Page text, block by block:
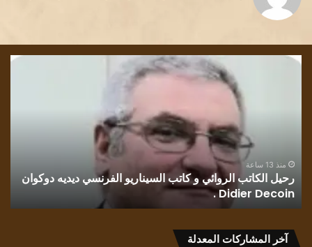
رحيل
ديديه
دوكوان
Didier
Decoin
منذ 13 ساعة
رحيل الكاتب الروائي و كاتب السيناريو الفرنسي ديديه دوكوان
Didier Decoin .
آخر المشاركات المعدلة